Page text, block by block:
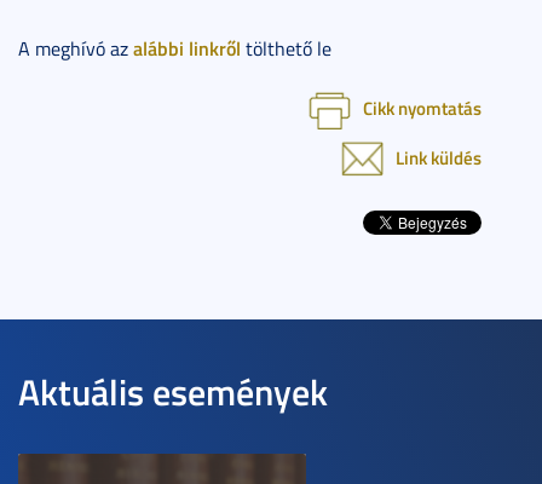
A meghívó azalábbi linkről tölthető le
Cikk nyomtatás
Link küldés
Aktuális események